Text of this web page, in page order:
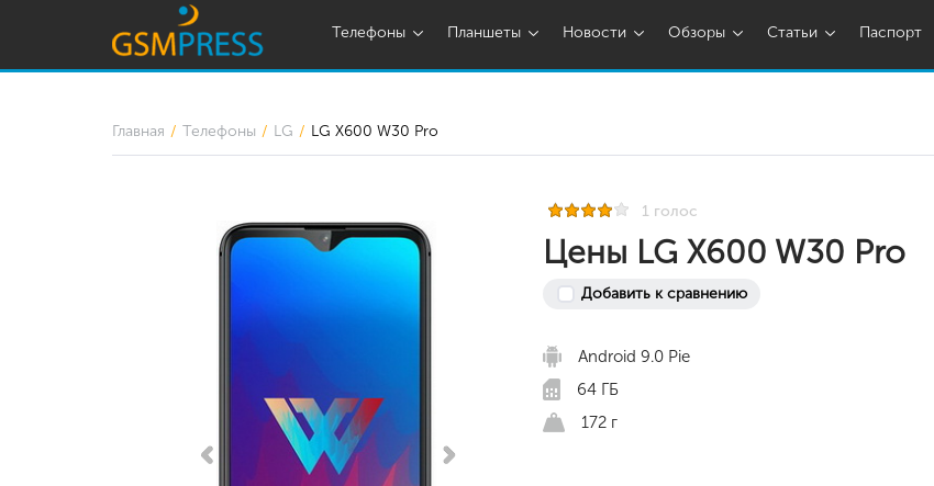
Телефоны Планшеты Новости Обзоры Статьи Паспорт
Главная Телефоны LG LG X600 W30 Pro
1 голос
Цены LG X600 W30 Pro
Добавить к сравнению
Android 9.0 Pie
64 ГБ
172 г